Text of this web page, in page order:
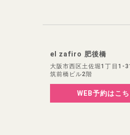
el zafiro 肥後橋
大阪市西区土佐堀1丁目1-
筑前橋ビル2階
WEB予約はこ